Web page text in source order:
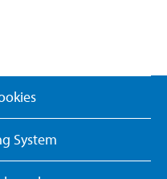
System